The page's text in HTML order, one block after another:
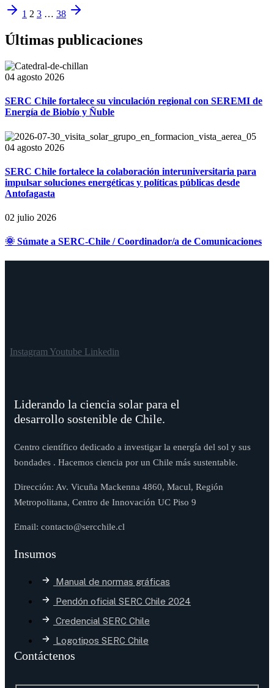
1 2 3 … 38
Últimas publicaciones
04 agosto 2026
SERC Chile fortalece su vinculación regional con SEREMI de
Energía de Biobío y Ñuble
04 agosto 2026
SERC Chile fortalece la colaboración interuniversitaria para
impulsar soluciones energéticas y políticas públicas desde
Antofagasta
02 julio 2026
🌞 Súmate a SERC-Chile / Coordinador/a de Comunicaciones
Instagram Youtube Linkedin
Liderando la ciencia solar para el
desarrollo sostenible de Chile.
Centro científico dedicado a investigar la energía del sol y sus
bondades . Hacemos ciencia por un Chile más sustentable.
Dirección: Av. Vicuña Mackenna 4860, Macul, Región
Metropolitana, Centro de Innovación UC Piso 9
Email: contacto@sercchile.cl
Insumos
Manual de normas gráficas
Pendón oficial SERC Chile 2024
Credencial SERC Chile
Logotipos SERC Chile
Contáctenos